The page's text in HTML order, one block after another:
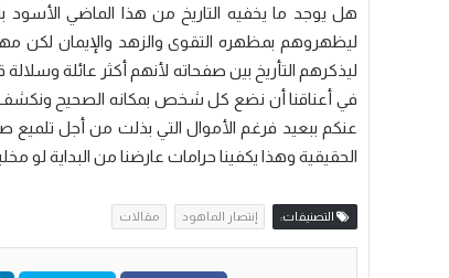
هل يوجد ما يخفيه التاريخ من هذا الماضي الأسود
ليظهروهم بمظهره التقوى والزهد والإيمان لكن
ليذكرهم التأريخ بين صفحاته لأنهم أكثر عائلة
في أعناقنا أن نضع كل شخص بمكانه الصحيح
عنكم ببعيد فرغم الأموال التي بذلت من أجل
الحقيقية وهذا يكفينا حرامات عارضنا من البداية
التصنيفات: إنتصار الماهود مقالات